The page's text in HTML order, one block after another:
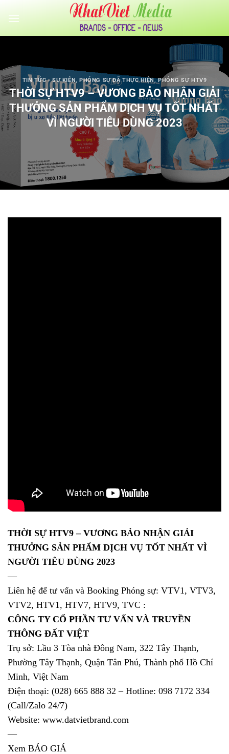
qua
TIN TỨC - SỰ KIỆN,PHÓNG SỰ ĐÃ THỰC HIỆN,PHÓNG SỰ HTV9
THỜI SỰ HTV9 – VƯƠNG BẢO NHẬN GIẢI
THƯỞNG SẢN PHẨM DỊCH VỤ TỐT NHẤT
VÌ NGƯỜI TIÊU DÙNG 2023
THỜI SỰ HTV9 – VƯƠNG BẢO NHẬN GIẢI
THƯỞNG SẢN PHẨM DỊCH VỤ TỐT NHẤT VÌ
NGƯỜI TIÊU DÙNG 2023
—
Liên hệ để tư vấn và Booking Phóng sự: VTV1, VTV3,
VTV2, HTV1, HTV7, HTV9, TVC :
CÔNG TY CỔ PHẦN TƯ VẤN VÀ TRUYỀN
THÔNG ĐẤT VIỆT
Trụ sở: Lầu 3 Tòa nhà Đông Nam, 322 Tây Thạnh,
Phường Tây Thạnh, Quận Tân Phú, Thành phố Hồ Chí
Minh, Việt Nam
Điện thoại: (028) 665 888 32 – Hotline: 098 7172 334
(Call/Zalo 24/7)
Website: www.datvietbrand.com
—
Xem BÁO GIÁ